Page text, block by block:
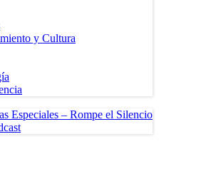
y Cultura
Especiales – Rompe el Silencio